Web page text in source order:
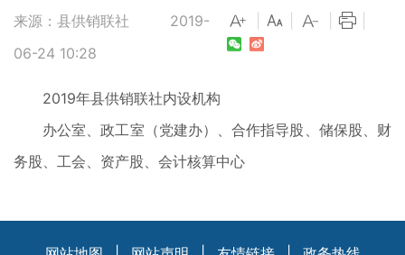
来源：县供销联社
2019-
06-24 10:28
2019年县供销联社内设机构
办公室、政工室（党建办）、合作指导股、储保股、财
务股、工会、资产股、会计核算中心